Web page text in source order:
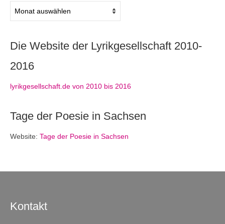
Die Website der Lyrikgesellschaft 2010-
2016
lyrikgesellschaft.de von 2010 bis 2016
Tage der Poesie in Sachsen
Website: Tage der Poesie in Sachsen
Kontakt